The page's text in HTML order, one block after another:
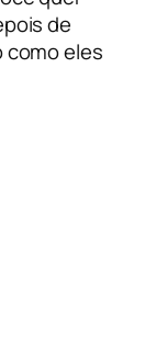
de
como eles